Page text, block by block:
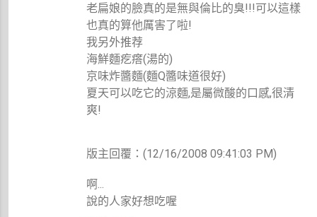
老扁娘的臉真的是無與倫比的臭!!!可以這樣
也真的算他厲害了啦!
我另外推荐
海鮮麵疙瘩(湯的)
京味炸醬麵(麵Q醬味道很好)
夏天可以吃它的涼麵,是屬微酸的口感,很清
爽!
版主回覆：(12/16/2008 09:41:03 PM)
啊...
說的人家好想吃喔